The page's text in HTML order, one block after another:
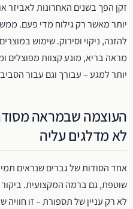
זקן הפך בשנים האחרונות
יותר מאשר רק גילוח מדי פעם.
להזנה, ניקוי וסירוק. שימוש
מראה בריא, מונע קצוות מפוצלים
יותר למגע – עבורך וגם עבור
העוצמה שבמראה
לא מדלגים עליה
אחד הסודות של גברים שנראים
שוטפת, גם ברמה המקצועית.
לא רק עניין של תספורת – זו חוויה